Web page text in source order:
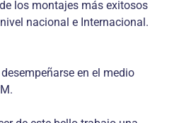
los montajes más exitosos
nacional e Internacional.
en el medio